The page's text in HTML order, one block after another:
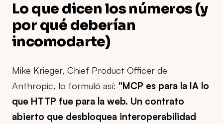
Lo que dicen los números (y
por qué deberían
incomodarte)
Mike Krieger, Chief Product Officer de
Anthropic, lo formuló así: "MCP es para la IA lo
que HTTP fue para la web. Un contrato
abierto que desbloquea interoperabilidad